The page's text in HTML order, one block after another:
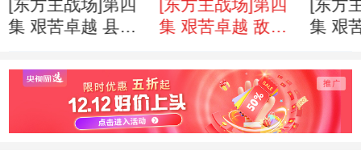
[东方主战场]第四
集 艰苦卓越 县委
斗争就没活路
[东方主战场]第四
集 艰苦卓越 敌后
二的作战形式
[东方
集 艰